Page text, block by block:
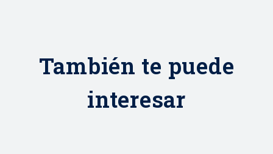
También te puede
interesar